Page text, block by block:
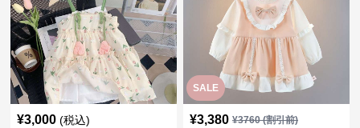
¥3,000 (税込)
SALE
¥3,380 ¥3760(割引前)